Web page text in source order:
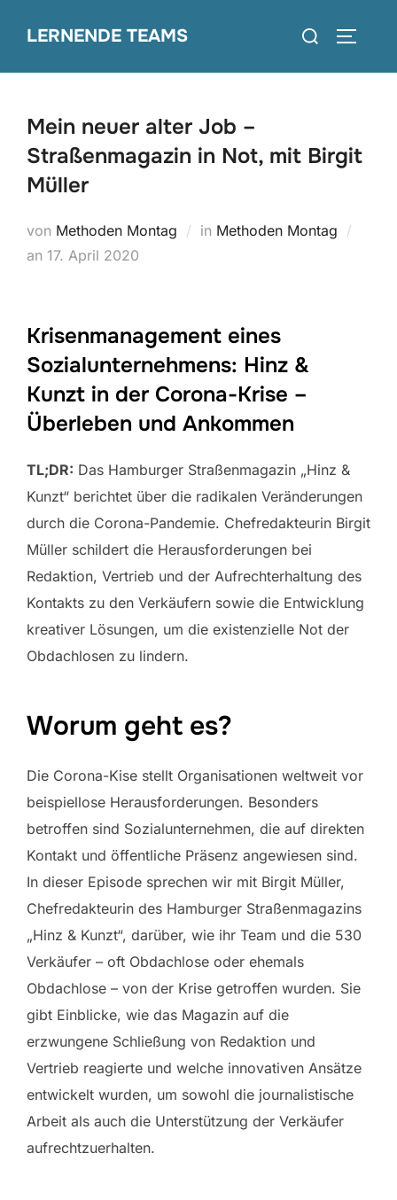
InhaltLERNENDE TEAMS
Suchen
Mein neuer alter Job –
Straßenmagazin in Not, mit Birgit
Müller
von Methoden Montag in Methoden Montag
an Veröffentlicht
17. April 2020
Krisenmanagement eines
Sozialunternehmens: Hinz &
Kunzt in der Corona-Krise –
Überleben und Ankommen
TL;DR: Das Hamburger Straßenmagazin „Hinz &
Kunzt“ berichtet über die radikalen Veränderungen
durch die Corona-Pandemie. Chefredakteurin Birgit
Müller schildert die Herausforderungen bei
Redaktion, Vertrieb und der Aufrechterhaltung des
Kontakts zu den Verkäufern sowie die Entwicklung
kreativer Lösungen, um die existenzielle Not der
Obdachlosen zu lindern.
Worum geht es?
Die Corona-Kise stellt Organisationen weltweit vor
beispiellose Herausforderungen. Besonders
betroffen sind Sozialunternehmen, die auf direkten
Kontakt und öffentliche Präsenz angewiesen sind.
In dieser Episode sprechen wir mit Birgit Müller,
Chefredakteurin des Hamburger Straßenmagazins
„Hinz & Kunzt“, darüber, wie ihr Team und die 530
Verkäufer – oft Obdachlose oder ehemals
Obdachlose – von der Krise getroffen wurden. Sie
gibt Einblicke, wie das Magazin auf die
erzwungene Schließung von Redaktion und
Vertrieb reagierte und welche innovativen Ansätze
entwickelt wurden, um sowohl die journalistische
Arbeit als auch die Unterstützung der Verkäufer
aufrechtzuerhalten.